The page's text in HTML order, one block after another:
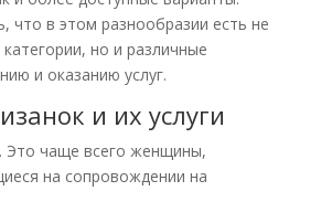
что в этом разнообразии есть не
но и различные
и оказанию услуг.
и их услуги
Это чаще всего женщины,
на сопровождении на